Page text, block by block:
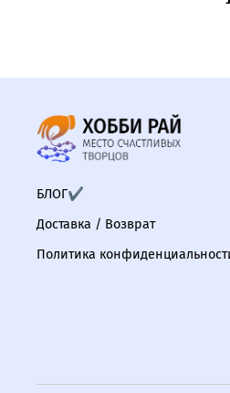
БЛОГ✔
Доставка / Возврат
Политика